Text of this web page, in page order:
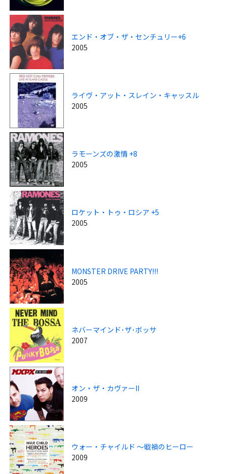
エンド・オブ・ザ・センチュリー+6
2005
ライヴ・アット・スレイン・キャッスル
2005
ラモーンズの激情 +8
2005
ロケット・トゥ・ロシア +5
2005
MONSTER DRIVE PARTY!!!
2005
ネバーマインド･ザ･ボッサ
2007
オン・ザ・カヴァーII
2009
ウォー・チャイルド ～戦禍のヒーロー
2009